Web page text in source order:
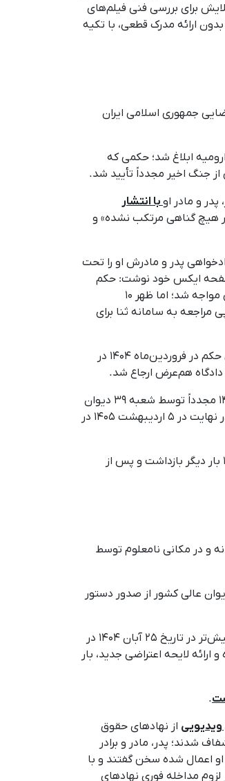
برای بررسی فنی فیلم‌های
ارائه مدرک قطعی، با تکیه
قضایی جمهوری اسلامی ایران
ابلاغ شد؛ حکمی که
جنگ اخیر مجدداً تأیید شد.
با انتشار
هیچ گناهی مرتکب نشده» و
دادخواهی پدر و مادرش او را تحت
صفحه ایکس خود نوشت: حکم
اعدام ناصر بکرزاده که در ۳۰ فروردین ۱۴۰۵ در دیوان عالی کشور تأیید و در ۵ اردیبهشت به وکلا ابلاغ شد، بلافاصله با درخواست اعاده دادرسی مواجه شد؛ اما ظهر ۱۰
مراجعه به سامانه ثنا برای
این زندانی پیش‌تر در آبان‌ماه ۱۴۰۳ از سوی شعبه اول دادگاه انقلاب ارومیه به اتهام «جاسوسی برای اسرائیل» به اعدام محکوم شده بود. این حکم در فروردین‌ماه ۱۴۰۴ در
در ادامه، وی بار دیگر از سوی شعبه دوم دادگاه انقلاب ارومیه به ریاست قاضی شاهینی به اعدام محکوم شد که این حکم نیز در آبان‌ماه ۱۴۰۴ مجدداً توسط شعبه ۳۹ دیوان
عالی کشور به‌دلیل نقص پرونده نقض شد. با این حال، در بهمن‌ماه ۱۴۰۴ برای بار سوم همان اتهام علیه او مطرح و حکم اعدام صادر شد که در نهایت در ۵ اردیبهشت ۱۴۰۵ در
ناصر بکرزاده، اهل ارومیه، نخستین‌بار در ۱۸ مرداد ۱۴۰۲ توسط نیروهای امنیتی بازداشت و پس از چند هفته با تعهد آزاد شد، اما در ۱۲ دی ۱۴۰۲ بار دیگر بازداشت و پس از
مخفیانه و در مکانی نامعلوم توسط
ثبت اعاده دادرسی مجدد، شعبه ٣٩ دیوان عالی کشور از صدور دستور
۹ دی ۱۴۰۴؛ حکم اعدام محراب عبدالله‌زاده به‌صورت موقت متوقف و پرونده او برای بررسی مجدد به دیوان عالی کشور ارجاع شد. این حکم که پیش‌تر در تاریخ ۲۵ آبان ۱۴۰۴ در
لایحه اعتراضی جدید، بار
.
ویدیویی از نهادهای حقوق
شدند؛ پدر، مادر و برادر
او اعمال شده سخن گفتند و با
مداخله فوری نهادهای